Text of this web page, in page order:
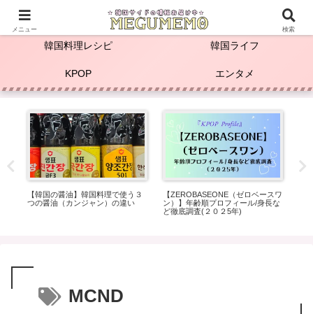
☆KPOP推し活＆韓国料理レシピ☆
韓国料理レシピ 韓国ライフ
KPOP エンタメ
【韓国の醤油】韓国料理で使う３
つの醤油（カンジャン）の違い
【ZEROBASEONE（ゼロベースワ
ン）】年齢順プロフィール/身長な
ど徹底調査(２０２5年)
MCND
メニュー 検索